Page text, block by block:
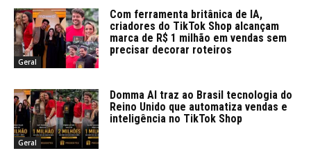
Geral
Com ferramenta britânica de IA,
criadores do TikTok Shop alcançam
marca de R$ 1 milhão em vendas sem
precisar decorar roteiros
Geral
Domma AI traz ao Brasil tecnologia do
Reino Unido que automatiza vendas e
inteligência no TikTok Shop